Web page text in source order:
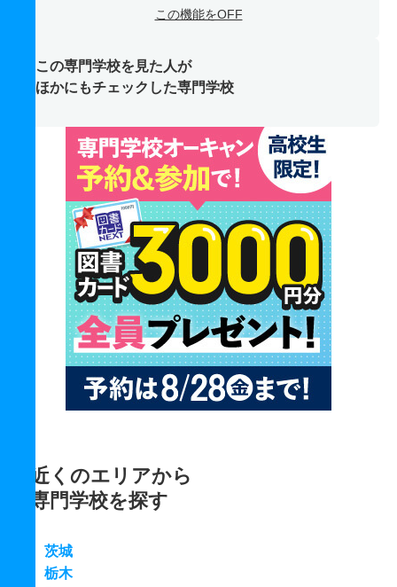
この機能をOFF
この専門学校を見た人が
ほかにもチェックした専門学校
近くのエリアから
専門学校を探す
茨城
栃木